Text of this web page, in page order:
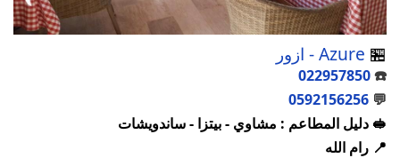
🏪 Azure - ازور
☎️
022957850
💬
0592156256
🥪 دليل المطاعم : مشاوي - بيتزا - ساندويشات
📍 رام الله